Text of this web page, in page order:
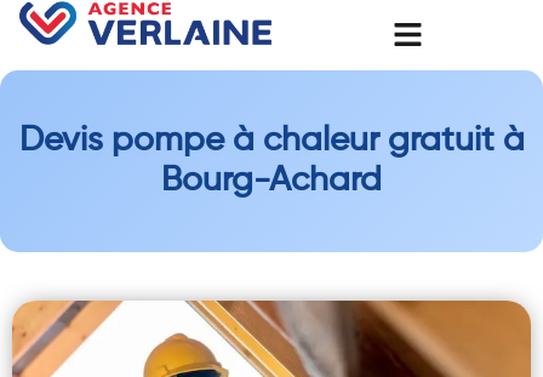
Devis pompe à chaleur gratuit à
Bourg-Achard